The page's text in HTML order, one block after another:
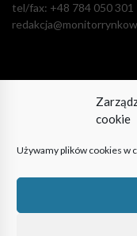
cookie
Używamy plików cookies w
tel/fax: +48 784 050 301
Pozostańmy w
© PubliCity Media
zastrzeżone.